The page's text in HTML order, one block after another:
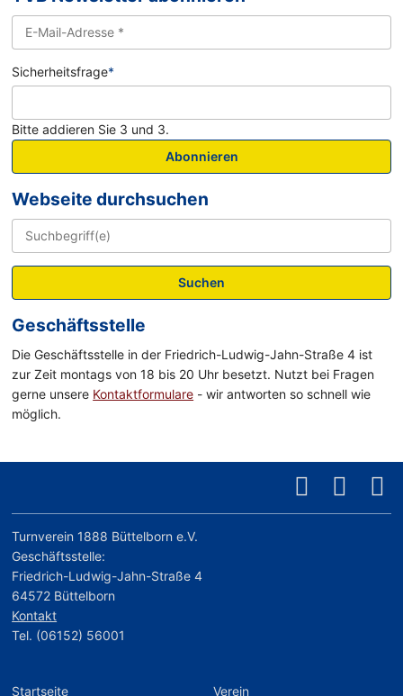
Sicherheitsfrage*
Bitte addieren Sie 3 und 3.
Abonnieren
Webseite durchsuchen
Suchen
Geschäftsstelle
Die Geschäftsstelle in der Friedrich-Ludwig-Jahn-Straße 4 ist
zur Zeit montags von 18 bis 20 Uhr besetzt. Nutzt bei Fragen
gerne unsere Kontaktformulare - wir antworten so schnell wie
möglich.
Turnverein 1888 Büttelborn e.V.
Geschäftsstelle:
Friedrich-Ludwig-Jahn-Straße 4
64572 Büttelborn
Kontakt
Tel. (06152) 56001
Startseite Verein